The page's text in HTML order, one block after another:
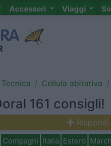
Accessori Viaggi
Tecnica Cellula abitativa
161 consigli!
Rispondi
Compagni Italia Estero